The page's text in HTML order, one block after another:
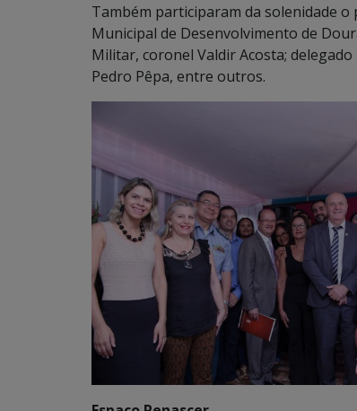
Também participaram da solenidade
Municipal de Desenvolvimento de
Militar, coronel Valdir Acosta;
Pedro Pêpa, entre outros.